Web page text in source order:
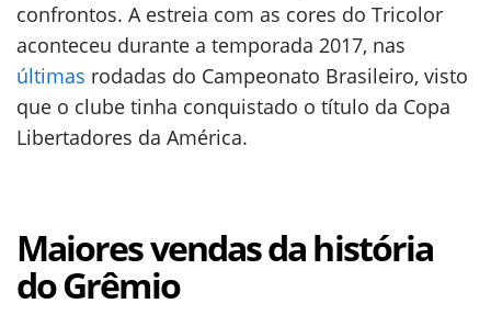
confrontos. A estreia com as cores do Tricolor
aconteceu durante a temporada 2017, nas
últimas rodadas do Campeonato Brasileiro, visto
que o clube tinha conquistado o título da Copa
Libertadores da América.
Maiores vendas da história
do Grêmio